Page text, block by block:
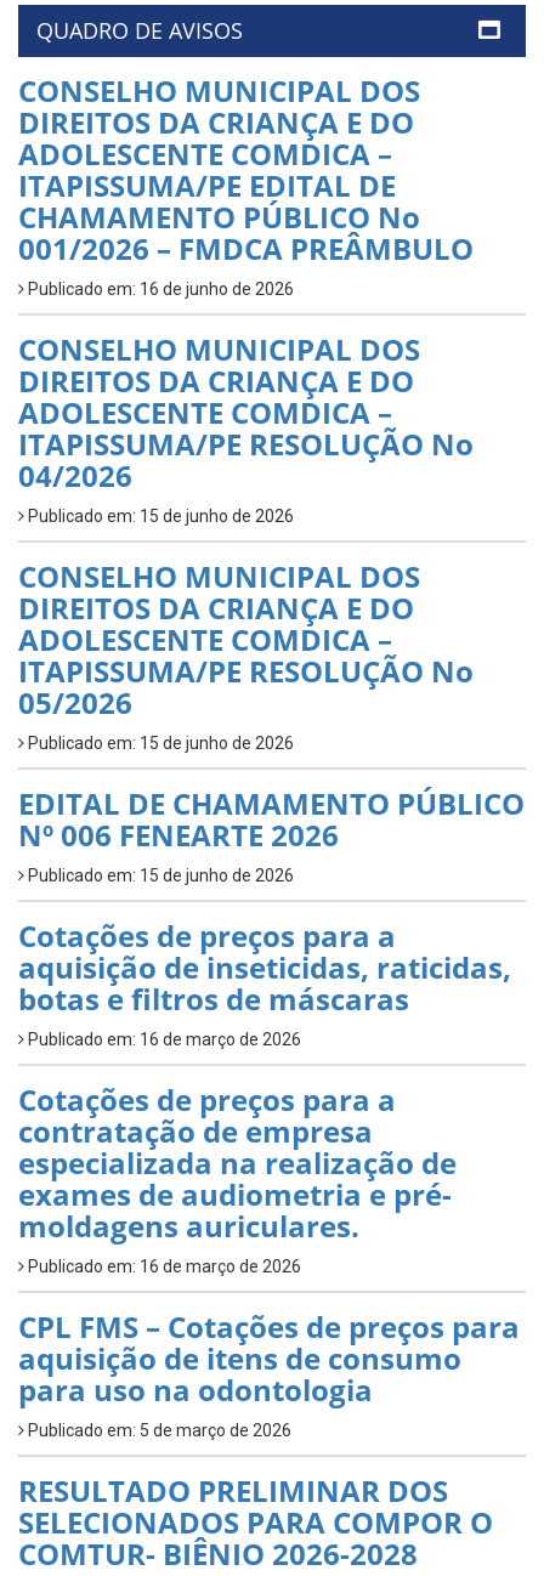
QUADRO DE AVISOS
CONSELHO MUNICIPAL DOS
DIREITOS DA CRIANÇA E DO
ADOLESCENTE COMDICA –
ITAPISSUMA/PE EDITAL DE
CHAMAMENTO PÚBLICO No
001/2026 – FMDCA PREÂMBULO
Publicado em: 16 de junho de 2026
CONSELHO MUNICIPAL DOS
DIREITOS DA CRIANÇA E DO
ADOLESCENTE COMDICA –
ITAPISSUMA/PE RESOLUÇÃO No
04/2026
Publicado em: 15 de junho de 2026
CONSELHO MUNICIPAL DOS
DIREITOS DA CRIANÇA E DO
ADOLESCENTE COMDICA –
ITAPISSUMA/PE RESOLUÇÃO No
05/2026
Publicado em: 15 de junho de 2026
EDITAL DE CHAMAMENTO PÚBLICO
Nº 006 FENEARTE 2026
Publicado em: 15 de junho de 2026
Cotações de preços para a
aquisição de inseticidas, raticidas,
botas e filtros de máscaras
Publicado em: 16 de março de 2026
Cotações de preços para a
contratação de empresa
especializada na realização de
exames de audiometria e pré-
moldagens auriculares.
Publicado em: 16 de março de 2026
CPL FMS – Cotações de preços para
aquisição de itens de consumo
para uso na odontologia
Publicado em: 5 de março de 2026
RESULTADO PRELIMINAR DOS
SELECIONADOS PARA COMPOR O
COMTUR- BIÊNIO 2026-2028